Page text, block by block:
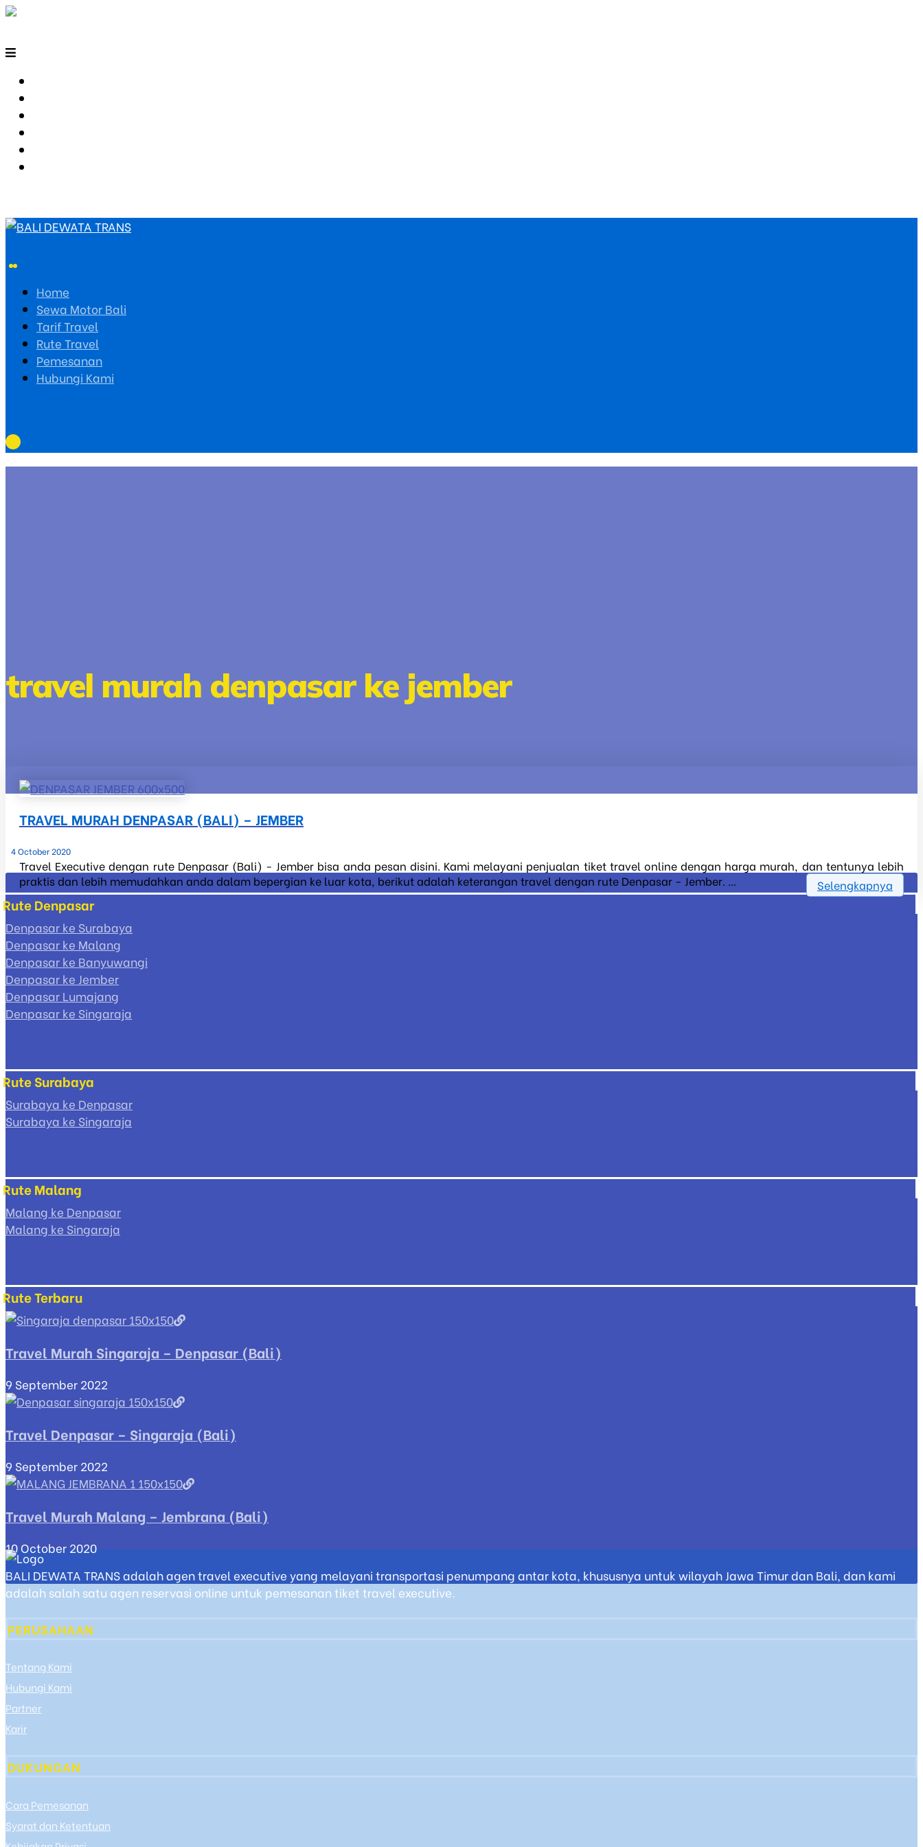
Home
Sewa Motor Bali
Tarif Travel
Rute Travel
Pemesanan
Hubungi Kami
travel murah denpasar ke jember
TRAVEL MURAH DENPASAR (BALI) – JEMBER
4 October 2020
Travel Executive dengan rute Denpasar (Bali) - Jember bisa anda pesan disini. Kami melayani penjualan tiket travel online dengan harga murah, dan tentunya lebih
praktis dan lebih memudahkan anda dalam bepergian ke luar kota, berikut adalah keterangan travel dengan rute Denpasar - Jember. ...
Selengkapnya
Rute Denpasar
Denpasar ke Surabaya
Denpasar ke Malang
Denpasar ke Banyuwangi
Denpasar ke Jember
Denpasar Lumajang
Denpasar ke Singaraja
Rute Surabaya
Surabaya ke Denpasar
Surabaya ke Singaraja
Rute Malang
Malang ke Denpasar
Malang ke Singaraja
Rute Terbaru
Travel Murah Singaraja – Denpasar (Bali)
9 September 2022
Travel Denpasar – Singaraja (Bali)
9 September 2022
Travel Murah Malang – Jembrana (Bali)
10 October 2020
BALI DEWATA TRANS adalah agen travel executive yang melayani transportasi penumpang antar kota, khususnya untuk wilayah Jawa Timur dan Bali, dan kami
adalah salah satu agen reservasi online untuk pemesanan tiket travel executive.
PERUSAHAAN
Tentang Kami
Hubungi Kami
Partner
Karir
DUKUNGAN
Cara Pemesanan
Syarat dan Ketentuan